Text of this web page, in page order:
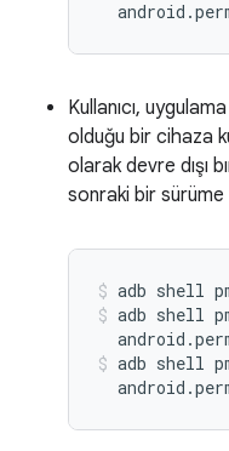
Kullanıcı,
olduğu bir cihaza
olarak devre dışı
sonraki bir
adb shell
adb shell
adb shell